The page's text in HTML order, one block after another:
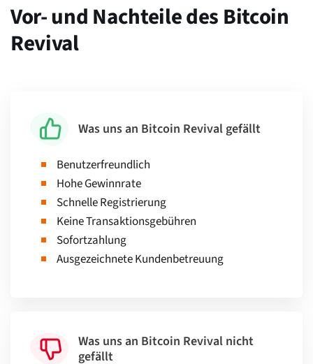
Vor- und Nachteile des Bitcoin
Revival
Was uns an Bitcoin Revival gefällt
Benutzerfreundlich
Hohe Gewinnrate
Schnelle Registrierung
Keine Transaktionsgebühren
Sofortzahlung
Ausgezeichnete Kundenbetreuung
Was uns an Bitcoin Revival nicht
gefällt